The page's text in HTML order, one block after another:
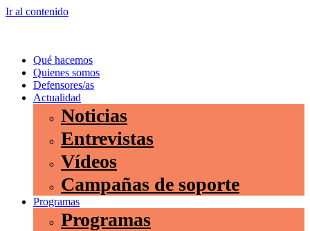
Ir al contenido
Qué hacemos
Quienes somos
Defensores/as
Actualidad
Noticias
Entrevistas
Vídeos
Campañas de soporte
Programas
Programas